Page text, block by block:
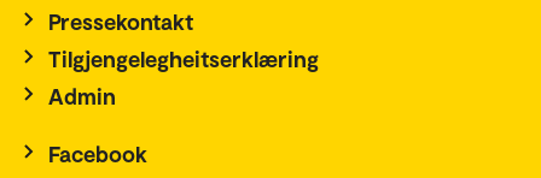
Pressekontakt
Tilgjengelegheitserklæring
Admin
Facebook